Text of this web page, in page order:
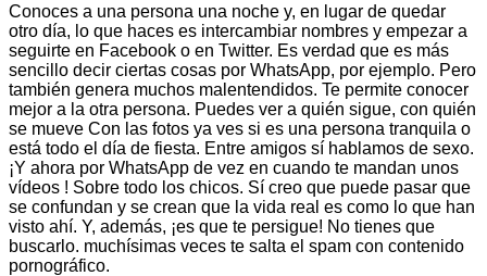
Conoces a una persona una noche y, en lugar de quedar
otro día, lo que haces es intercambiar nombres y empezar a
seguirte en Facebook o en Twitter. Es verdad que es más
sencillo decir ciertas cosas por WhatsApp, por ejemplo. Pero
también genera muchos malentendidos. Te permite conocer
mejor a la otra persona. Puedes ver a quién sigue, con quién
se mueve Con las fotos ya ves si es una persona tranquila o
está todo el día de fiesta. Entre amigos sí hablamos de sexo.
¡Y ahora por WhatsApp de vez en cuando te mandan unos
vídeos ! Sobre todo los chicos. Sí creo que puede pasar que
se confundan y se crean que la vida real es como lo que han
visto ahí. Y, además, ¡es que te persigue! No tienes que
buscarlo. muchísimas veces te salta el spam con contenido
pornográfico.